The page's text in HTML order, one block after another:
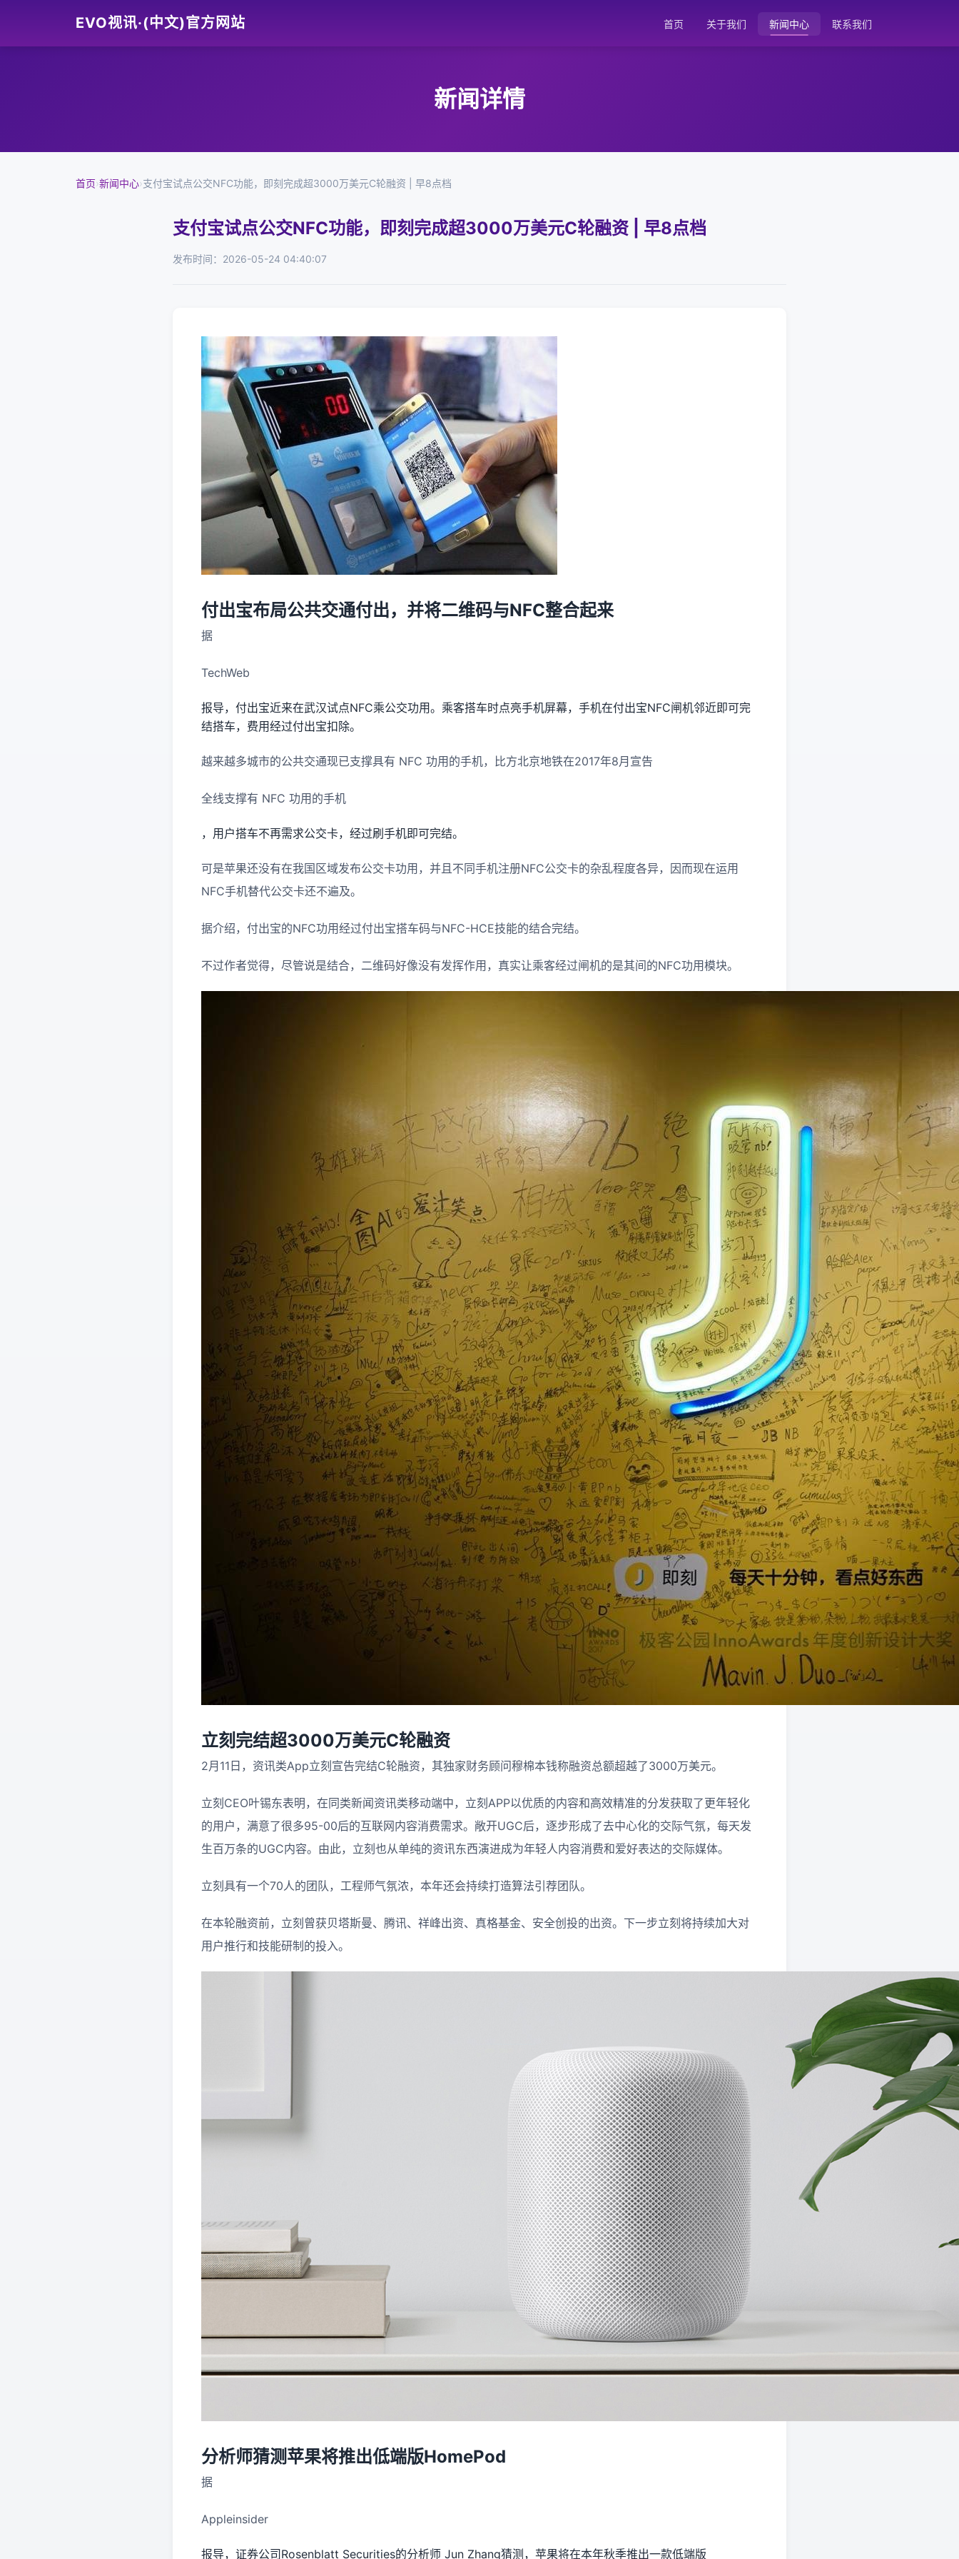
EVO视讯·(中文)官方网站 首页 关于我们 新闻中心 联系我们
新闻详情
首页›新闻中心›支付宝试点公交NFC功能，即刻完成超3000万美元C轮融资 | 早8点档
支付宝试点公交NFC功能，即刻完成超3000万美元C轮融资 | 早8点档
发布时间：2026-05-24 04:40:07
付出宝布局公共交通付出，并将二维码与NFC整合起来
据
TechWeb
报导，付出宝近来在武汉试点NFC乘公交功用。乘客搭车时点亮手机屏幕，手机在付出宝NFC闸机邻近即可完
结搭车，费用经过付出宝扣除。
越来越多城市的公共交通现已支撑具有 NFC 功用的手机，比方北京地铁在2017年8月宣告
全线支撑有 NFC 功用的手机
，用户搭车不再需求公交卡，经过刷手机即可完结。
可是苹果还没有在我国区域发布公交卡功用，并且不同手机注册NFC公交卡的杂乱程度各异，因而现在运用
NFC手机替代公交卡还不遍及。
据介绍，付出宝的NFC功用经过付出宝搭车码与NFC-HCE技能的结合完结。
不过作者觉得，尽管说是结合，二维码好像没有发挥作用，真实让乘客经过闸机的是其间的NFC功用模块。
立刻完结超3000万美元C轮融资
2月11日，资讯类App立刻宣告完结C轮融资，其独家财务顾问穆棉本钱称融资总额超越了3000万美元。
立刻CEO叶锡东表明，在同类新闻资讯类移动端中，立刻APP以优质的内容和高效精准的分发获取了更年轻化
的用户，满意了很多95-00后的互联网内容消费需求。敞开UGC后，逐步形成了去中心化的交际气氛，每天发
生百万条的UGC内容。由此，立刻也从单纯的资讯东西演进成为年轻人内容消费和爱好表达的交际媒体。
立刻具有一个70人的团队，工程师气氛浓，本年还会持续打造算法引荐团队。
在本轮融资前，立刻曾获贝塔斯曼、腾讯、祥峰出资、真格基金、安全创投的出资。下一步立刻将持续加大对
用户推行和技能研制的投入。
分析师猜测苹果将推出低端版HomePod
据
Appleinsider
报导，证券公司Rosenblatt Securities的分析师 Jun Zhang猜测，苹果将在本年秋季推出一款低端版